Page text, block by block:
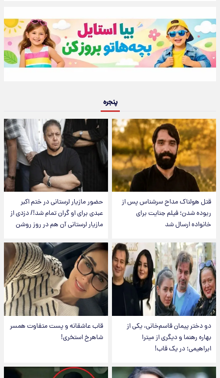
پنجره
قتل هولناک مداح سرشناس پس از
ربوده شدن؛ فیلم جنایت برای
خانواده ارسال شد
حضور مازیار لرستانی در ختم اکبر
عبدی برای او گران تمام شد!/ دزدی از
مازیار لرستانی آن هم در روز روشن
دو دختر پیمان قاسم‌خانی، یکی از
بهاره رهنما و دیگری از میترا
ابراهیمی؛ در یک قاب!
قاب عاشقانه و پست متفاوت همسر
شاهرخ استخری!